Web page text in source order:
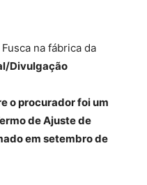
na fábrica da
Divulgação
o procurador foi um
de Ajuste de
em setembro de